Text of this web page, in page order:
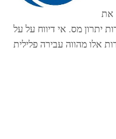
את
יתרון מס. אי דיווח על על
אלו מהווה עבירה פלילית